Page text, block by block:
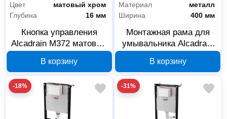
Цвет
матовый хром
Глубина
16 мм
Кнопка управления
Alcadrain M372 матовый
В корзину
Материал
металл
Ширина
400 мм
Монтажная рама для
умывальника Alcadrain
В корзину
-18% -31%